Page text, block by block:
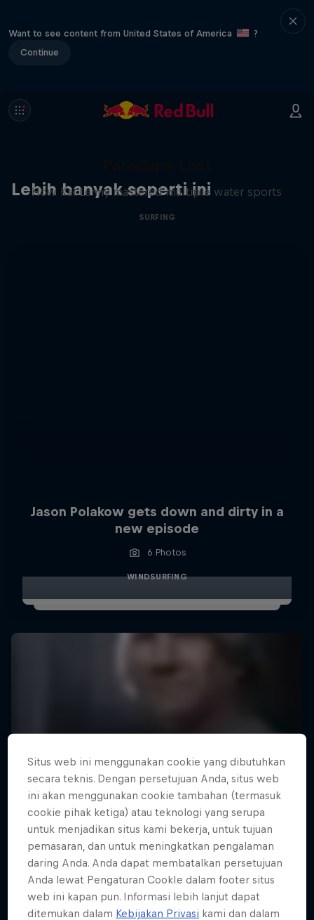
Want to see content from United States of America
?
Continue
Lebih banyak seperti ini
How Kai Lenny mastered multiple water sports
SURFING
Jason Polakow gets down and dirty in a
new episode
6 Photos
WINDSURFING
Situs web ini menggunakan cookie yang dibutuhkan
secara teknis. Dengan persetujuan Anda, situs web
ini akan menggunakan cookie tambahan (termasuk
cookie pihak ketiga) atau teknologi yang serupa
untuk menjadikan situs kami bekerja, untuk tujuan
pemasaran, dan untuk meningkatkan pengalaman
daring Anda. Anda dapat membatalkan persetujuan
Anda lewat Pengaturan CookIe dalam footer situs
web ini kapan pun. Informasi lebih lanjut dapat
ditemukan dalam Kebijakan Privasi kami dan dalam